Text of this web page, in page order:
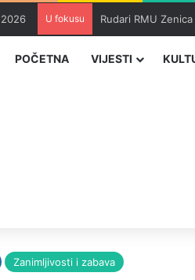
U fokusu Rudari RMU
POČETNA VIJESTI
Zanimljivosti i zabava